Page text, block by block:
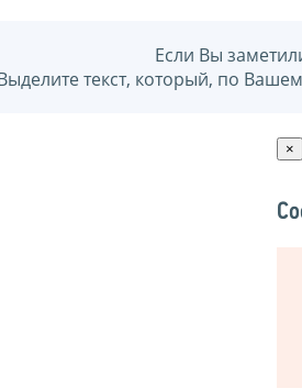
Если Вы
текст, который, по
×